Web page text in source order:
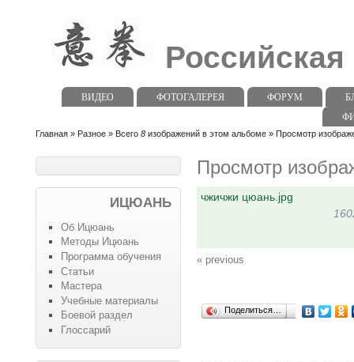
ВИДЕО ФОТОГАЛЕРЕЯ ФОРУМ
Главная » Разное » Всего 8 изображений в этом альбоме » Просмотр
Просмотр
чжичжи цюань.jpg
« previous
Поделиться…
ИЦЮАНЬ
Об Ицюань
Методы Ицюань
Программа обучения
Статьи
Мастера
Учебные материалы
Боевой раздел
Глоссарий